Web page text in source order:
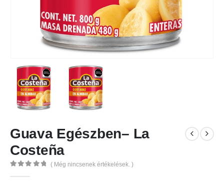
Guava Egészben– La
Costeña
( Még nincsenek értékelések. )